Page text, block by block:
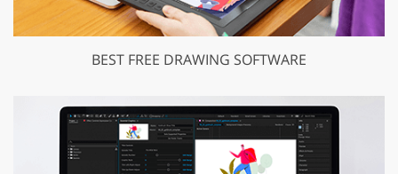
BEST FREE DRAWING SOFTWARE